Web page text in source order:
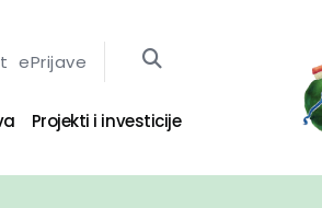
ePrijave
Projekti i investicije